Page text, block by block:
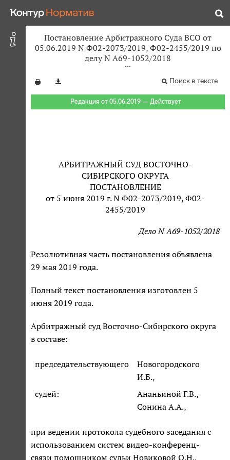
Постановление Арбитражного Суда ВСО от
05.06.2019 N Ф02-2073/2019, Ф02-2455/2019 по
делу N А69-1052/2018
Поиск в тексте
Редакция от 05.06.2019 — Действует
АРБИТРАЖНЫЙ СУД ВОСТОЧНО-
СИБИРСКОГО ОКРУГА
ПОСТАНОВЛЕНИЕ
от 5 июня 2019 г. N Ф02-2073/2019, Ф02-
2455/2019
Дело N А69-1052/2018
Резолютивная часть постановления объявлена
29 мая 2019 года.
Полный текст постановления изготовлен 5
июня 2019 года.
Арбитражный суд Восточно-Сибирского округа
в составе:
председательствующего
Новогородского
И.Б.,
судей:
Ананьиной Г.В.,
Сонина А.А.,
при ведении протокола судебного заседания с
использованием систем видео-конференц-
связи помощником судьи Новиковой О.Н.,